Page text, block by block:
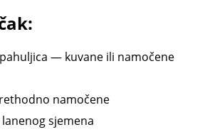
— kuvane ili namočene
namočene
sjemena